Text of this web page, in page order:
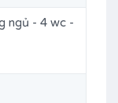
ngủ - 4 wc -